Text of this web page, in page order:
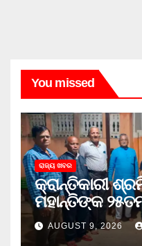
You missed
ରାଜ୍ୟ ଖବର
କ୍ରାନ୍ତିକାରୀ
ମହାନ୍ତିଙ୍କ
AUGUST 9, 2026